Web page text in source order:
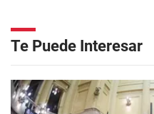
Te Puede Interesar